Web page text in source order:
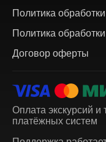
Политика
Политика
Договор оферты
Оплата экскурсий
платёжных систем